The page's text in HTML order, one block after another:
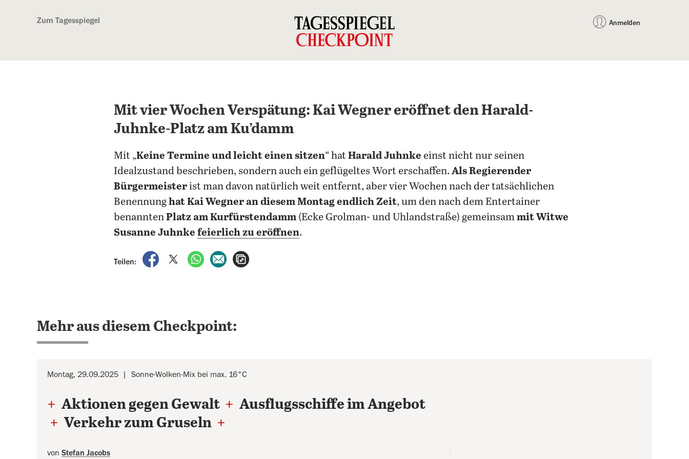
Zum Tagesspiegel Anmelden
Mit vier Wochen Verspätung: Kai Wegner eröffnet den Harald-
Juhnke-Platz am Ku’damm
Mit „Keine Termine und leicht einen sitzen“ hat Harald Juhnke einst nicht nur seinen
Idealzustand beschrieben, sondern auch ein geflügeltes Wort erschaffen. Als Regierender
Bürgermeisterist man davon natürlich weit entfernt, aber vier Wochen nach der tatsächlichen
Benennunghat Kai Wegner an diesem Montag endlich Zeit, um den nach dem Entertainer
benanntenPlatz am Kurfürstendamm (Ecke Grolman- und Uhlandstraße) gemeinsammit Witwe
Susanne Juhnke feierlich zu eröffnen.
Teilen:
auf Facebook teilen
auf X teilenper WhatsApp teilen
per E-Mail teilen
Mehr aus diesem Checkpoint:
Montag, 29.09.2025 Sonne-Wolken-Mix bei max. 16°C
+ Aktionen gegen Gewalt + Ausflugsschiffe im Angebot
+ Verkehr zum Gruseln +
von Stefan Jacobs